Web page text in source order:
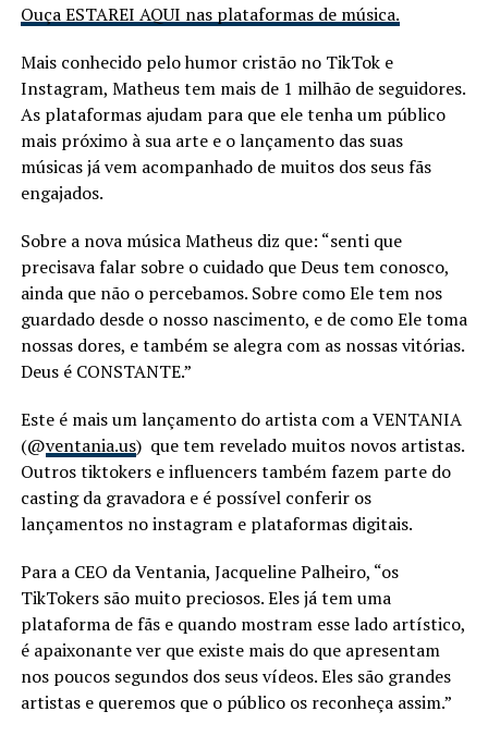
Ouça ESTAREI AQUI nas plataformas de música.
Mais conhecido pelo humor cristão no TikTok e
Instagram, Matheus tem mais de 1 milhão de seguidores.
As plataformas ajudam para que ele tenha um público
mais próximo à sua arte e o lançamento das suas
músicas já vem acompanhado de muitos dos seus fãs
engajados.
Sobre a nova música Matheus diz que: “senti que
precisava falar sobre o cuidado que Deus tem conosco,
ainda que não o percebamos. Sobre como Ele tem nos
guardado desde o nosso nascimento, e de como Ele toma
nossas dores, e também se alegra com as nossas vitórias.
Deus é CONSTANTE.”
Este é mais um lançamento do artista com a VENTANIA
(@ventania.us) que tem revelado muitos novos artistas.
Outros tiktokers e influencers também fazem parte do
casting da gravadora e é possível conferir os
lançamentos no instagram e plataformas digitais.
Para a CEO da Ventania, Jacqueline Palheiro, “os
TikTokers são muito preciosos. Eles já tem uma
plataforma de fãs e quando mostram esse lado artístico,
é apaixonante ver que existe mais do que apresentam
nos poucos segundos dos seus vídeos. Eles são grandes
artistas e queremos que o público os reconheça assim.”